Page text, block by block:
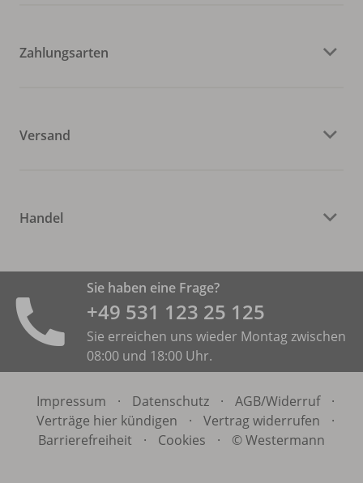
Zahlungsarten
Versand
Handel
Sie haben eine Frage?
+49 531 ­123 25 125
Sie erreichen uns wieder Montag zwischen
08:00 und 18:00 Uhr.
Impressum · Datenschutz · AGB/Widerruf
·
Verträge hier kündigen
· Vertrag widerrufen
·
Barrierefreiheit
· Cookies · © Westermann